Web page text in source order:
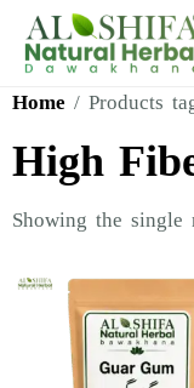
Home / Products
High
Showing the single